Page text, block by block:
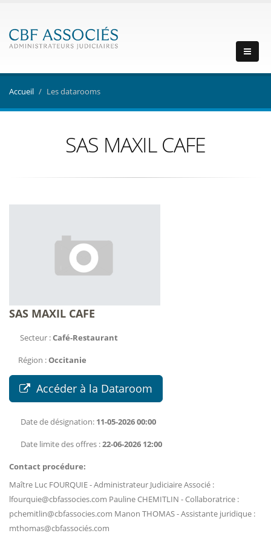
Accueil Les datarooms
SAS MAXIL CAFE
SAS MAXIL CAFE
Secteur :Café-Restaurant
Région :Occitanie
Accéder à la Dataroom
Date de désignation: 11-05-2026 00:00
Date limite des offres :22-06-2026 12:00
Contact procédure:
Maître Luc FOURQUIE - Administrateur Judiciaire Associé :
lfourquie@cbfassocies.com Pauline CHEMITLIN - Collaboratrice :
pchemitlin@cbfassocies.com Manon THOMAS - Assistante juridique :
mthomas@cbfassociés.com